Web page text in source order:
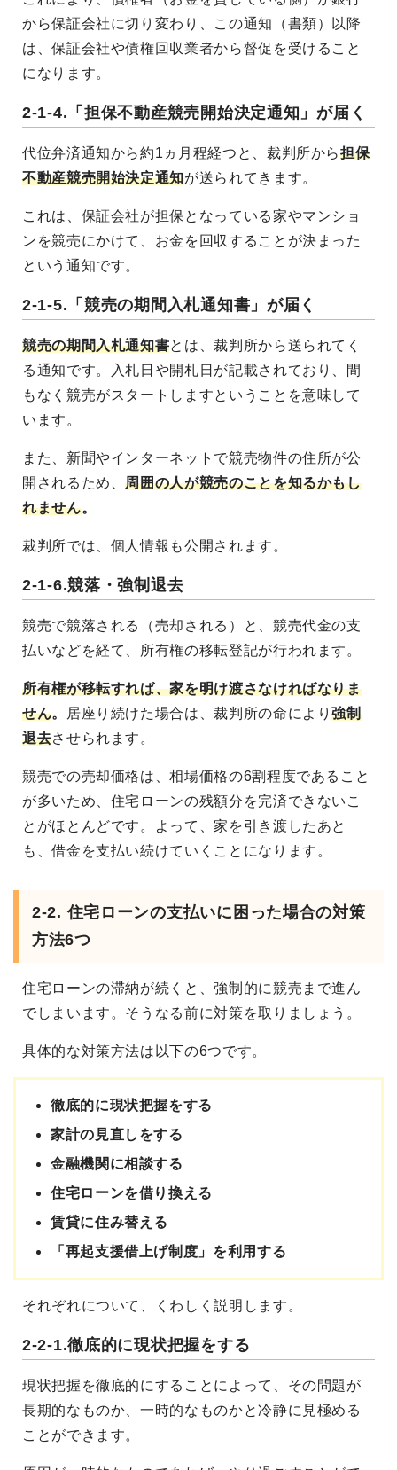
から保証会社に切り変わり、この通知（書類）以降
は、保証会社や債権回収業者から督促を受けること
になります。
2-1-4.「担保不動産競売開始決定通知」が届く
代位弁済通知から約1ヵ月程経つと、裁判所から担保
不動産競売開始決定通知が送られてきます。
これは、保証会社が担保となっている家やマンショ
ンを競売にかけて、お金を回収することが決まった
という通知です。
2-1-5.「競売の期間入札通知書」が届く
競売の期間入札通知書とは、裁判所から送られてく
る通知です。入札日や開札日が記載されており、間
もなく競売がスタートしますということを意味して
います。
また、新聞やインターネットで競売物件の住所が公
開されるため、周囲の人が競売のことを知るかもし
れません。
裁判所では、個人情報も公開されます。
2-1-6.競落・強制退去
競売で競落される（売却される）と、競売代金の支
払いなどを経て、所有権の移転登記が行われます。
所有権が移転すれば、家を明け渡さなければなりま
せん。 居座り続けた場合は、裁判所の命により強制
退去させられます。
競売での売却価格は、相場価格の6割程度であること
が多いため、住宅ローンの残額分を完済できないこ
とがほとんどです。よって、家を引き渡したあと
も、借金を支払い続けていくことになります。
2-2. 住宅ローンの支払いに困った場合の対策
方法6つ
住宅ローンの滞納が続くと、強制的に競売まで進ん
でしまいます。そうなる前に対策を取りましょう。
具体的な対策方法は以下の6つです。
徹底的に現状把握をする
家計の見直しをする
金融機関に相談する
住宅ローンを借り換える
賃貸に住み替える
「再起支援借上げ制度」を利用する
それぞれについて、くわしく説明します。
2-2-1.徹底的に現状把握をする
現状把握を徹底的にすることによって、その問題が
長期的なものか、一時的なものかと冷静に見極める
ことができます。